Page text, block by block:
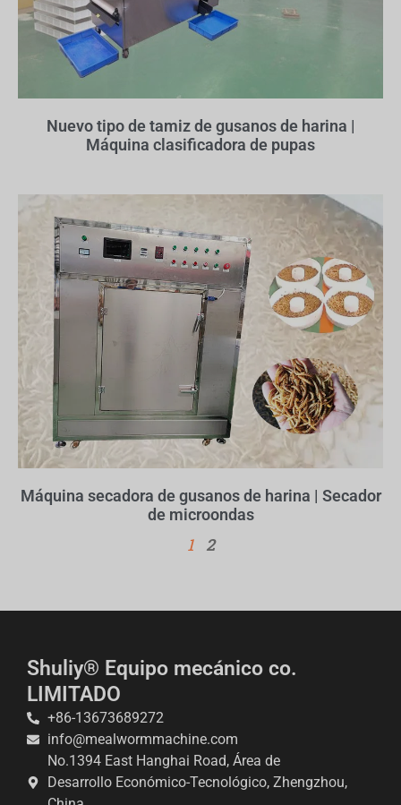
Nuevo tipo de tamiz de gusanos de harina |
Máquina clasificadora de pupas
Máquina secadora de gusanos de harina | Secador
de microondas
1 2
Shuliy® Equipo mecánico co.
LIMITADO
+86-13673689272
info@mealwormmachine.com
No.1394 East Hanghai Road, Área de
Desarrollo Económico-Tecnológico, Zhengzhou,